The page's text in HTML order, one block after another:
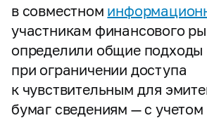
в совместном
участникам финансового
определили общие подходы
при ограничении доступа
к чувствительным для
бумаг сведениям — с